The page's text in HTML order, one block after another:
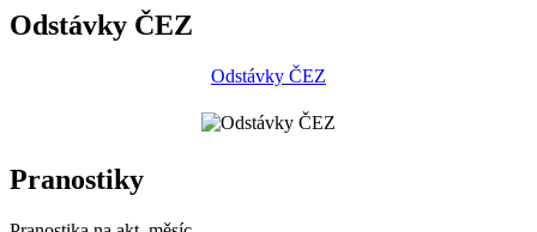
Odstávky ČEZ
Odstávky ČEZ
Pranostiky